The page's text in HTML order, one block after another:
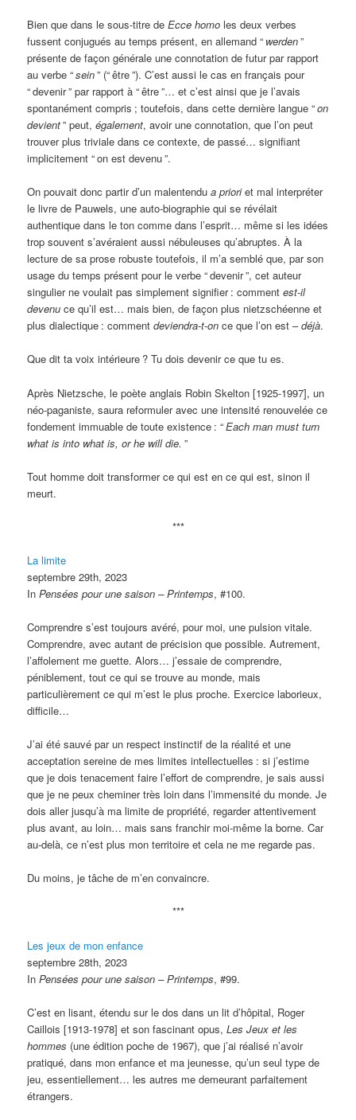
Bien que dans le sous-titre deEcce homo les deux verbes
fussent conjugués au temps présent, en allemand “ werden”
présente de façon générale une connotation de futur par rapport
au verbe “sein” (“être”). C’est aussi le cas en français pour
“devenir” par rapport à “être”… et c’est ainsi que je l’avais
spontanément compris ; toutefois, dans cette dernière langue “on
devient” peut,également, avoir une connotation, que l’on peut
trouver plus triviale dans ce contexte, de passé… signifiant
implicitement “on est devenu”.
On pouvait donc partir d’un malentendua prioriet mal interpréter
le livre de Pauwels, une auto-biographie qui se révélait
authentique dans le ton comme dans l’esprit… même si les idées
trop souvent s’avéraient aussi nébuleuses qu’abruptes. À la
lecture de sa prose robuste toutefois, il m’a semblé que, par son
usage du temps présent pour le verbe “devenir”, cet auteur
singulier ne voulait pas simplement signifier : commentest-il
devenu ce qu’il est… mais bien, de façon plus nietzschéenne et
plus dialectique : commentdeviendra-t-on ce que l’on est –déjà.
Que dit ta voix intérieure ? Tu dois devenir ce que tu es.
Après Nietzsche, le poète anglais Robin Skelton [1925-1997], un
néo-paganiste, saura reformuler avec une intensité renouvelée ce
fondement immuable de toute existence : “Each man must turn
what is into what is, or he will die. ”
Tout homme doit transformer ce qui est en ce qui est, sinon il
meurt.
***
La limite
septembre 29th, 2023
InPensées pour une saison – Printemps, #100.
Comprendre s’est toujours avéré, pour moi, une pulsion vitale.
Comprendre, avec autant de précision que possible. Autrement,
l’affolement me guette. Alors… j’essaie de comprendre,
péniblement, tout ce qui se trouve au monde, mais
particulièrement ce qui m’est le plus proche. Exercice laborieux,
difficile…
J’ai été sauvé par un respect instinctif de la réalité et une
acceptation sereine de mes limites intellectuelles : si j’estime
que je dois tenacement faire l’effort de comprendre, je sais aussi
que je ne peux cheminer très loin dans l’immensité du monde. Je
dois aller jusqu’à ma limite de propriété, regarder attentivement
plus avant, au loin… mais sans franchir moi-même la borne. Car
au-delà, ce n’est plus mon territoire et cela ne me regarde pas.
Du moins, je tâche de m’en convaincre.
***
Les jeux de mon enfance
septembre 28th, 2023
InPensées pour une saison – Printemps, #99.
C’est en lisant, étendu sur le dos dans un lit d’hôpital, Roger
Caillois [1913-1978] et son fascinant opus,Les Jeux et les
hommes (une édition poche de 1967), que j’ai réalisé n’avoir
pratiqué, dans mon enfance et ma jeunesse, qu’un seul type de
jeu, essentiellement… les autres me demeurant parfaitement
étrangers.